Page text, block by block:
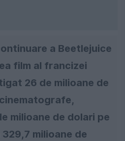
a Beetlejuice
film al francizei
26 de milioane de
milioane de dolari pe
milioane de